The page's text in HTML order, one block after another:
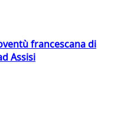
francescana di
Assisi